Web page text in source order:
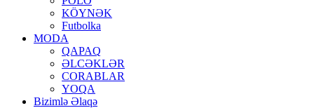
KÖYNƏK
Futbolka
MODA
QAPAQ
ƏLCƏKLƏR
CORABLAR
YOQA
Bizimlə Əlaqə